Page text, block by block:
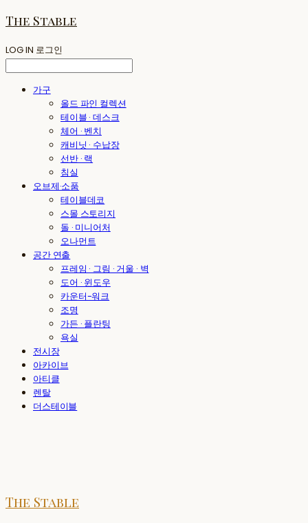
The Stable
LOG IN 로그인
가구
올드 파인 컬렉션
테이블 · 데스크
체어 · 벤치
캐비닛 · 수납장
선반 · 랙
침실
오브제·소품
테이블데코
스몰 스토리지
돌 · 미니어처
오나먼트
공간 연출
프레임 · 그림 · 거울 · 벽
도어 · 윈도우
카운터-워크
조명
가든 · 플란팅
욕실
전시장
아카이브
아티클
렌탈
더스테이블
The Stable